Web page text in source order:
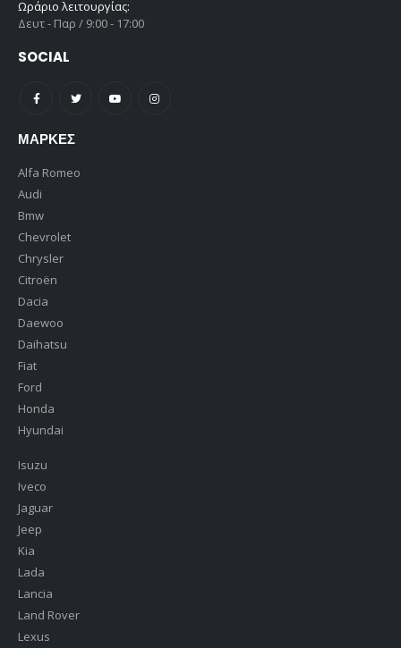
Ωράριο λειτουργίας:
Δευτ - Παρ / 9:00 - 17:00
SOCIAL
ΜΆΡΚΕΣ
Alfa Romeo
Audi
Bmw
Chevrolet
Chrysler
Citroën
Dacia
Daewoo
Daihatsu
Fiat
Ford
Honda
Hyundai
Isuzu
Iveco
Jaguar
Jeep
Kia
Lada
Lancia
Land Rover
Lexus